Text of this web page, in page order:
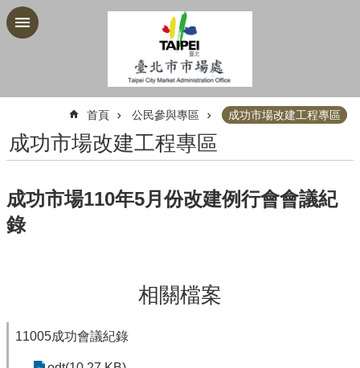
跳到主要內容區塊
首頁 公民參與專區 成功市場改建工程專區
成功市場改建工程專區
成功市場110年5月份改建例行會會議紀
錄
相關檔案
11005成功會議紀錄